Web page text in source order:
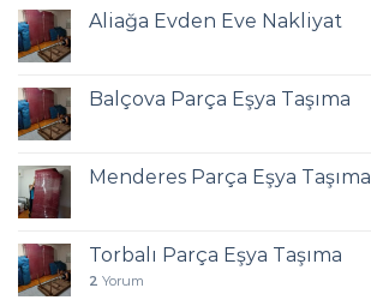
Aliağa Evden Eve Nakliyat
Balçova Parça Eşya Taşıma
Menderes Parça Eşya Taşıma
Torbalı Parça Eşya Taşıma
2 Yorum